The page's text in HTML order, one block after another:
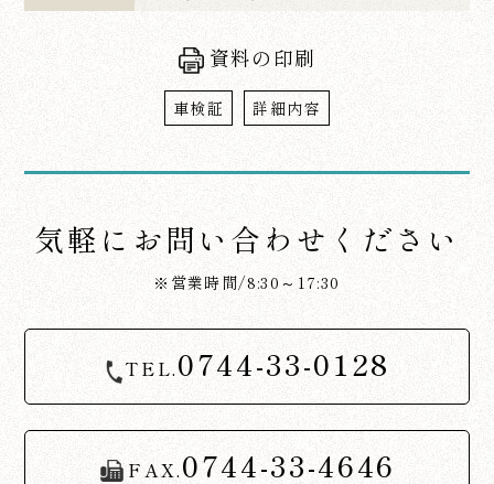
資料の印刷
車検証 詳細内容
気軽にお問い合わせください
※営業時間/8:30～17:30
TEL.0744-33-0128
FAX.0744-33-4646